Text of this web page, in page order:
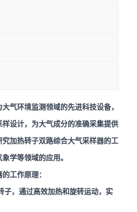
气环境监测领域的先进科技设备，
设计，为大气成分的准确采集提供
加热转子双路综合大气采样器的工
学等领域的应用。
工作原理：
子，通过高效加热和旋转运动，实